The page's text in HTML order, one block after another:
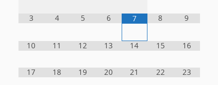
3 4 5 6 7 8 9
10 11 12 13 14 15 16
17 18 19 20 21 22 23